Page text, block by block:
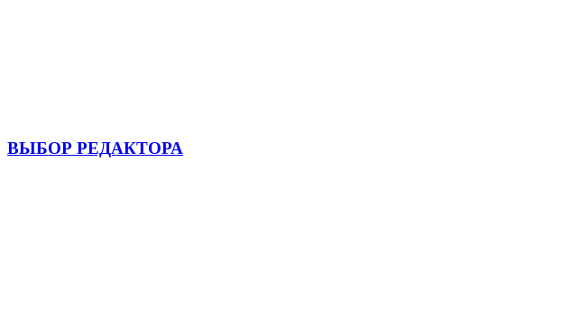
ВЫБОР РЕДАКТОРА